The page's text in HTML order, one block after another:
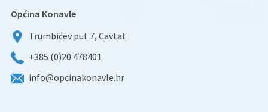
Općina Konavle
Trumbićev put 7, Cavtat
+385 (0)20 478401
info@opcinakonavle.hr